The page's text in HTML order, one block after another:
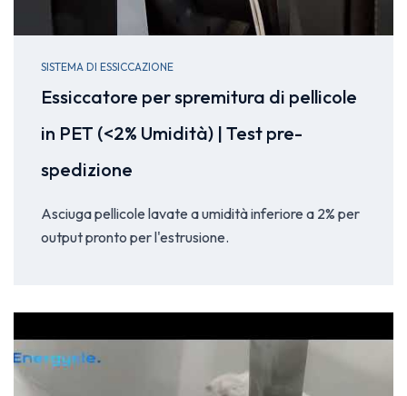
SISTEMA DI ESSICCAZIONE
Essiccatore per spremitura di pellicole
in PET (<2% Umidità) | Test pre-
spedizione
Asciuga pellicole lavate a umidità inferiore a 2% per
output pronto per l'estrusione.